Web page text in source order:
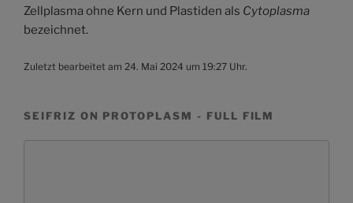
Zellplasma ohne Kern und Plastiden als Cytoplasma
bezeichnet.
Zuletzt bearbeitet am 24. Mai 2024 um 19:27 Uhr.
SEIFRIZ ON PROTOPLASM - FULL FILM